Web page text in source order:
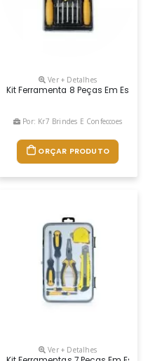
Ver + Detalhes
Kit Ferramenta 8 Peças Em
Por: Kr7 Brindes E Confeccoes
ORÇAR PRODUTO
Ver + Detalhes